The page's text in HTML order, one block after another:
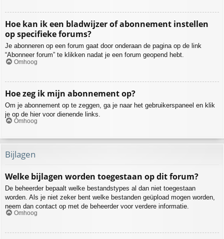
Hoe kan ik een bladwijzer of abonnement instellen
op specifieke forums?
Je abonneren op een forum gaat door onderaan de pagina op de link
“Abonneer forum” te klikken nadat je een forum geopend hebt.
Omhoog
Hoe zeg ik mijn abonnement op?
Om je abonnement op te zeggen, ga je naar het gebruikerspaneel en klik
je op de hier voor dienende links.
Omhoog
Bijlagen
Welke bijlagen worden toegestaan op dit forum?
De beheerder bepaalt welke bestandstypes al dan niet toegestaan
worden. Als je niet zeker bent welke bestanden geüpload mogen worden,
neem dan contact op met de beheerder voor verdere informatie.
Omhoog